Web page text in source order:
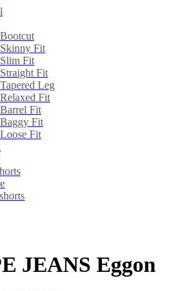
Bootcut
Skinny Fit
Slim Fit
Straight Fit
Tapered Leg
Relaxed Fit
Barrel Fit
Baggy Fit
Loose Fit
JEANS Eggon